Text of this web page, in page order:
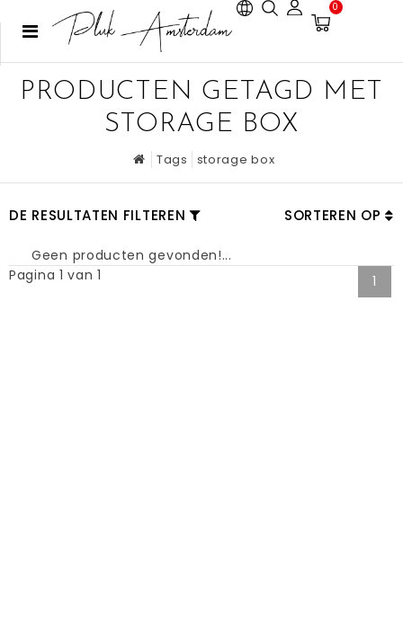
0
PRODUCTEN GETAGD MET
STORAGE BOX
Tags storage box
DE RESULTATEN FILTEREN SORTEREN OP
Geen producten gevonden!...
Pagina 1 van 1
1